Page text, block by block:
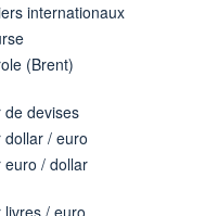
internationaux
(Brent)
de devises
/ euro
euro / dollar